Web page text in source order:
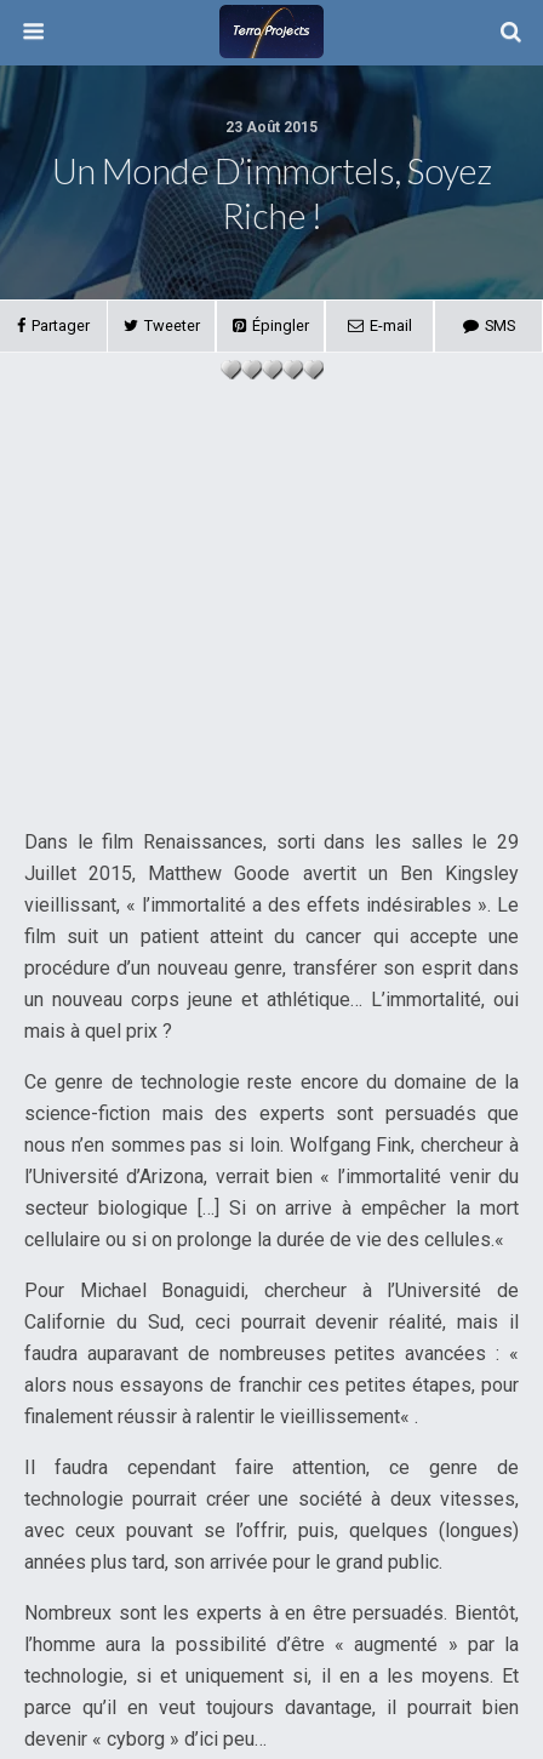
23 Août 2015
Un Monde D’immortels, Soyez
Riche !
Partager Tweeter Épingler E-mail SMS
Dans le film Renaissances, sorti dans les salles le 29
Juillet 2015, Matthew Goode avertit un Ben Kingsley
vieillissant, « l’immortalité a des effets indésirables ». Le
film suit un patient atteint du cancer qui accepte une
procédure d’un nouveau genre, transférer son esprit dans
un nouveau corps jeune et athlétique… L’immortalité, oui
mais à quel prix ?
Ce genre de technologie reste encore du domaine de la
science-fiction mais des experts sont persuadés que
nous n’en sommes pas si loin. Wolfgang Fink, chercheur à
l’Université d’Arizona, verrait bien « l’immortalité venir du
secteur biologique […] Si on arrive à empêcher la mort
cellulaire ou si on prolonge la durée de vie des cellules.«
Pour Michael Bonaguidi, chercheur à l’Université de
Californie du Sud, ceci pourrait devenir réalité, mais il
faudra auparavant de nombreuses petites avancées : «
alors nous essayons de franchir ces petites étapes, pour
finalement réussir à ralentir le vieillissement« .
Il faudra cependant faire attention, ce genre de
technologie pourrait créer une société à deux vitesses,
avec ceux pouvant se l’offrir, puis, quelques (longues)
années plus tard, son arrivée pour le grand public.
Nombreux sont les experts à en être persuadés. Bientôt,
l’homme aura la possibilité d’être « augmenté » par la
technologie, si et uniquement si, il en a les moyens. Et
parce qu’il en veut toujours davantage, il pourrait bien
devenir « cyborg » d’ici peu…